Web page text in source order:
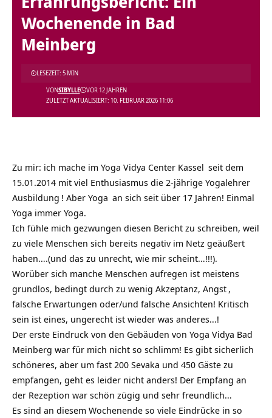
Wochenende in Bad
Meinberg
ZULETZT AKTUALISIERT: 10. FEBRUAR 2026 11:06
VONSIBYLLE VOR 12 JAHREN
LESEZEIT: 5 MIN
Zu mir: ich mache im Yoga Vidya Center Kassel seit dem
15.01.2014 mit viel Enthusiasmus die 2-jährige Yogalehrer
Ausbildung ! Aber Yoga an sich seit über 17 Jahren! Einmal
Yoga immer Yoga.
Ich fühle mich gezwungen diesen Bericht zu schreiben, weil
zu viele Menschen sich bereits negativ im Netz geäußert
haben….(und das zu unrecht, wie mir scheint…!!!).
Worüber sich manche Menschen aufregen ist meistens
grundlos, bedingt durch zu wenig Akzeptanz, Angst ,
falsche Erwartungen oder/und falsche Ansichten! Kritisch
sein ist eines, ungerecht ist wieder was anderes…!
Der erste Eindruck von den Gebäuden von Yoga Vidya Bad
Meinberg war für mich nicht so schlimm! Es gibt sicherlich
schöneres, aber um fast 200 Sevaka und 450 Gäste zu
empfangen, geht es leider nicht anders! Der Empfang an
der Rezeption war schön zügig und sehr freundlich…
Es sind an diesem Wochenende so viele Eindrücke in so